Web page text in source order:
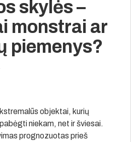
skylės –
monstrai ar
piemenys?
objektai, kurių
niekam, net ir šviesai.
prognozuotas prieš